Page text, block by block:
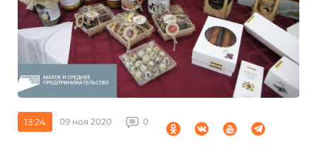
13:24 09 ноя 2020 0